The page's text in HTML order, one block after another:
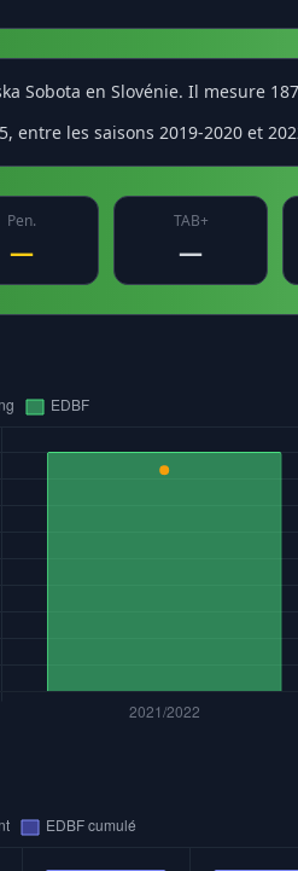
Sobota en Slovénie. Il mesure
les saisons 2019-2020 et
Pen.
—
TAB+
—